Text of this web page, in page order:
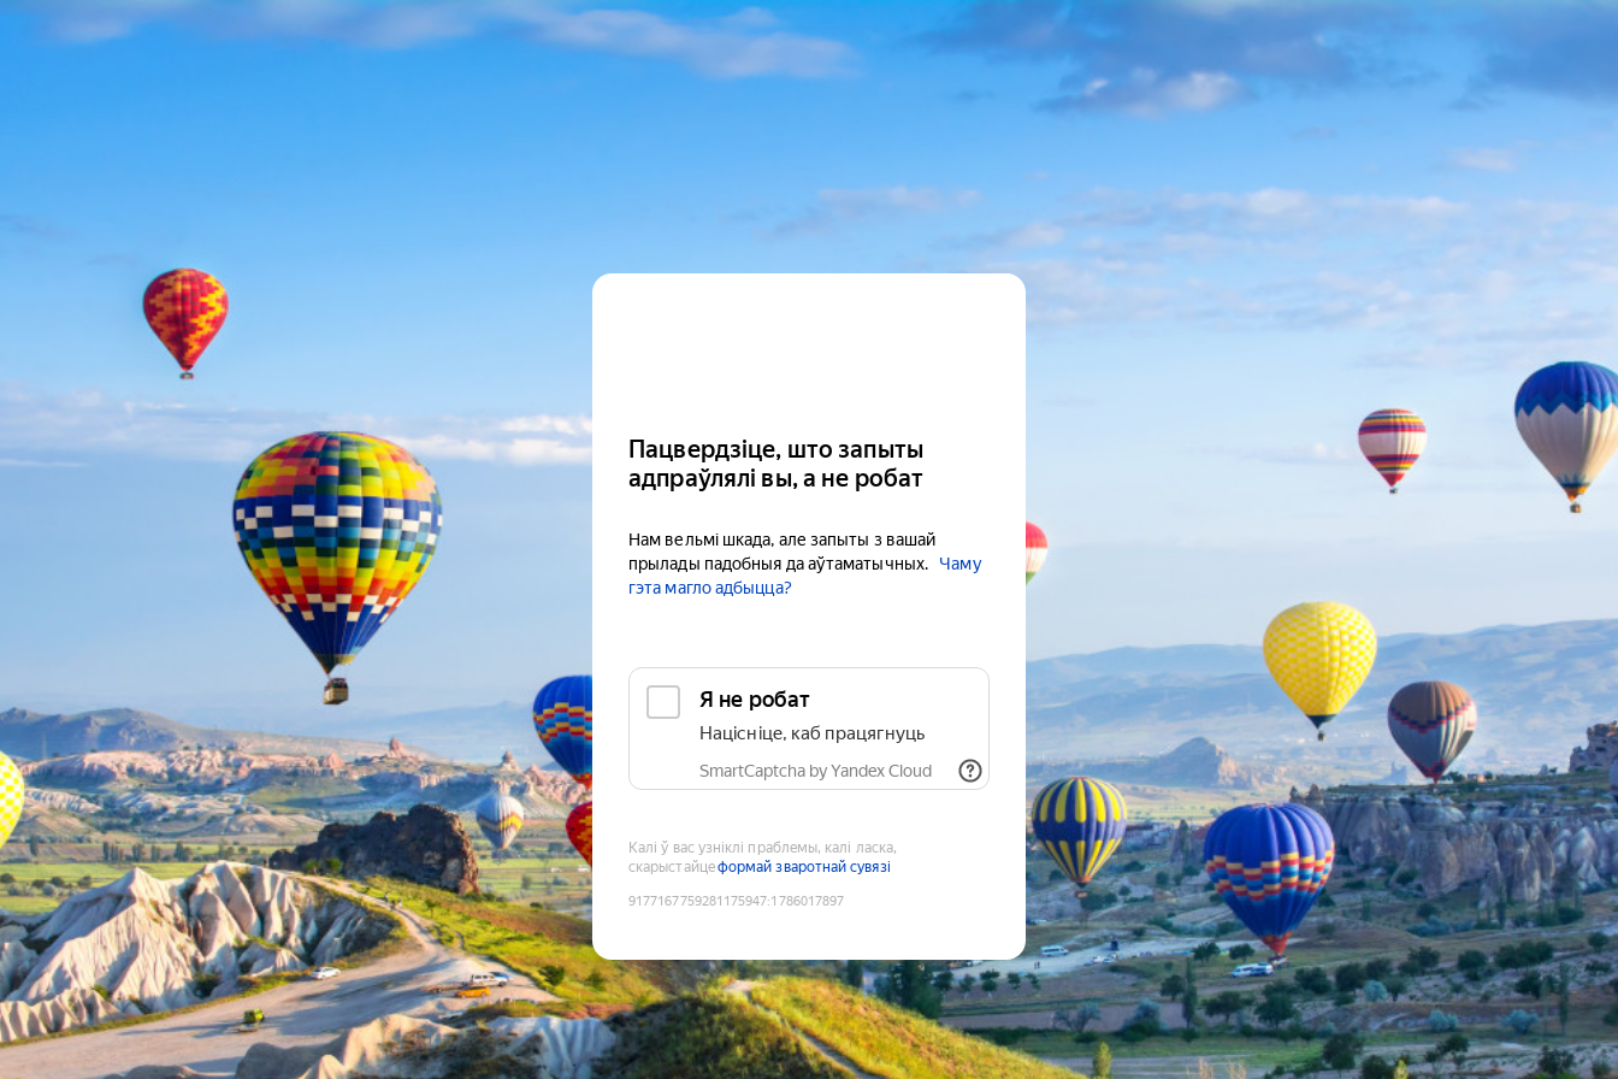
Пацвердзіце, што запыты
адпраўлялі вы, а не робат
Нам вельмі шкада, але запыты з вашай
прылады падобныя да аўтаматычных.
Чаму
гэта магло адбыцца?
Я не робат
Націсніце, каб працягнуць
SmartCaptcha by Yandex Cloud
Калі ў вас узніклі праблемы, калі ласка,
скарыстайцеформай зваротнай сувязі
9177167759281175947:1786017897